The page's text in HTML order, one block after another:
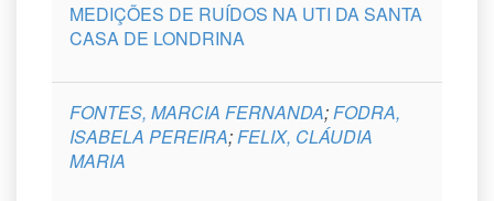
MEDIÇÕES DE RUÍDOS NA UTI DA SANTA
CASA DE LONDRINA
FONTES, MARCIA FERNANDA;FODRA,
ISABELA PEREIRA;FELIX, CLÁUDIA
MARIA